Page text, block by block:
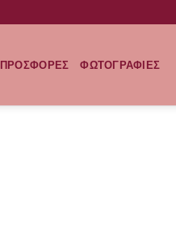
ΠΡΟΣΦΟΡΕΣ ΦΩΤΟΓΡΑΦΙΕΣ